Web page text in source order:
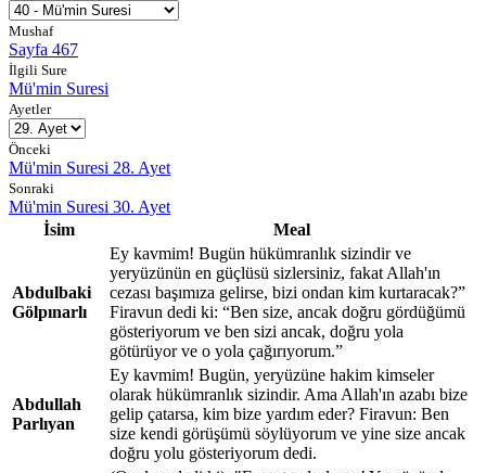
Mushaf
Sayfa 467
İlgili Sure
Mü'min Suresi
Ayetler
Önceki
Mü'min Suresi 28. Ayet
Sonraki
Mü'min Suresi 30. Ayet
İsim
Meal
Abdulbaki
Gölpınarlı
Ey kavmim! Bugün hükümranlık sizindir ve
yeryüzünün en güçlüsü sizlersiniz, fakat Allah'ın
cezası başımıza gelirse, bizi ondan kim kurtaracak?”
Firavun dedi ki: “Ben size, ancak doğru gördüğümü
gösteriyorum ve ben sizi ancak, doğru yola
götürüyor ve o yola çağırıyorum.”
Abdullah
Parlıyan
Ey kavmim! Bugün, yeryüzüne hakim kimseler
olarak hükümranlık sizindir. Ama Allah'ın azabı bize
gelip çatarsa, kim bize yardım eder? Firavun: Ben
size kendi görüşümü söylüyorum ve yine size ancak
doğru yolu gösteriyorum dedi.